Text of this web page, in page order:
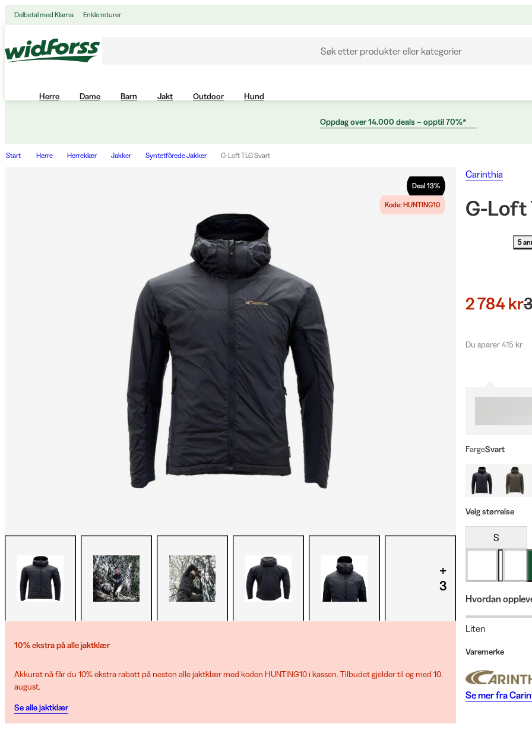
Delbetal med Klarna Enkle returer
Søk etter produkter eller kategorier
Herre Dame Barn Jakt Outdoor Hund
Oppdag over 14.000 deals – opptil 70%*
Start Herre Herreklær Jakker Syntetfôrede Jakker G-Loft TLG Svart
Deal 13%
Kode: HUNTING10
+
3
10% ekstra på alle jaktklær
Akkurat nå får du 10% ekstra rabatt på nesten alle jaktklær med koden HUNTING10 i kassen. Tilbudet gjelder til og med 10.
august.
Se alle jaktklær
Carinthia
G-Loft
5
2 784 kr
Du sparer 415 kr
FargeSvart
Velg størrelse
S
Hvordan
Liten
Varemerke
Se mer fra